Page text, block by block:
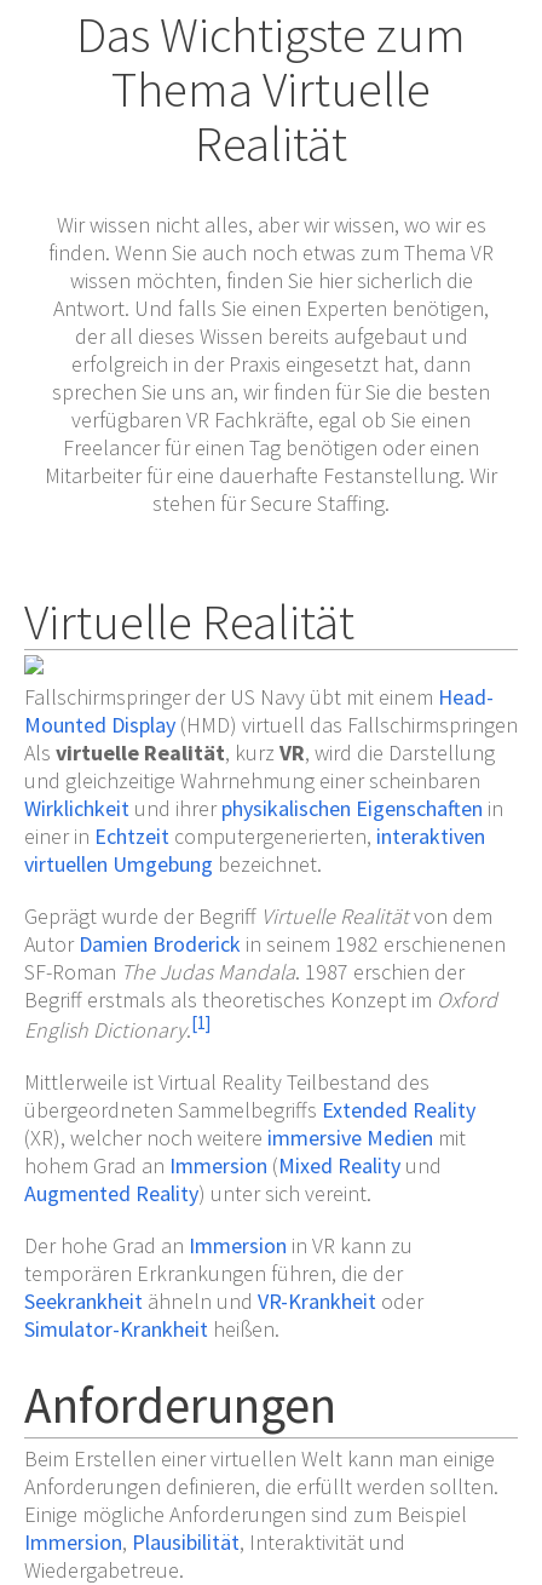
Das Wichtigste zum
Thema Virtuelle
Realität
Wir wissen nicht alles, aber wir wissen, wo wir es
finden. Wenn Sie auch noch etwas zum Thema VR
wissen möchten, finden Sie hier sicherlich die
Antwort. Und falls Sie einen Experten benötigen,
der all dieses Wissen bereits aufgebaut und
erfolgreich in der Praxis eingesetzt hat, dann
sprechen Sie uns an, wir finden für Sie die besten
verfügbaren VR Fachkräfte, egal ob Sie einen
Freelancer für einen Tag benötigen oder einen
Mitarbeiter für eine dauerhafte Festanstellung. Wir
stehen für Secure Staffing.
Virtuelle Realität
Fallschirmspringer der US Navy übt mit einem Head-
Mounted Display (HMD) virtuell das Fallschirmspringen
Als virtuelle Realität, kurz VR, wird die Darstellung
und gleichzeitige Wahrnehmung einer scheinbaren
Wirklichkeit und ihrerphysikalischen Eigenschaften in
einer in Echtzeit computergenerierten, interaktiven
virtuellen Umgebung bezeichnet.
Geprägt wurde der Begriff Virtuelle Realitätvon dem
Autor Damien Broderick in seinem 1982 erschienenen
SF-Roman The Judas Mandala. 1987 erschien der
Begriff erstmals als theoretisches Konzept im Oxford
English Dictionary.[1]
Mittlerweile ist Virtual Reality Teilbestand des
übergeordneten Sammelbegriffs Extended Reality
(XR), welcher noch weitere immersive Medien mit
hohem Grad an Immersion (Mixed Reality und
Augmented Reality) unter sich vereint.
Der hohe Grad an Immersion in VR kann zu
temporären Erkrankungen führen, die der
Seekrankheit ähneln und VR-Krankheit oder
Simulator-Krankheit heißen.
Anforderungen
Beim Erstellen einer virtuellen Welt kann man einige
Anforderungen definieren, die erfüllt werden sollten.
Einige mögliche Anforderungen sind zum Beispiel
Immersion, Plausibilität, Interaktivität und
Wiedergabetreue.